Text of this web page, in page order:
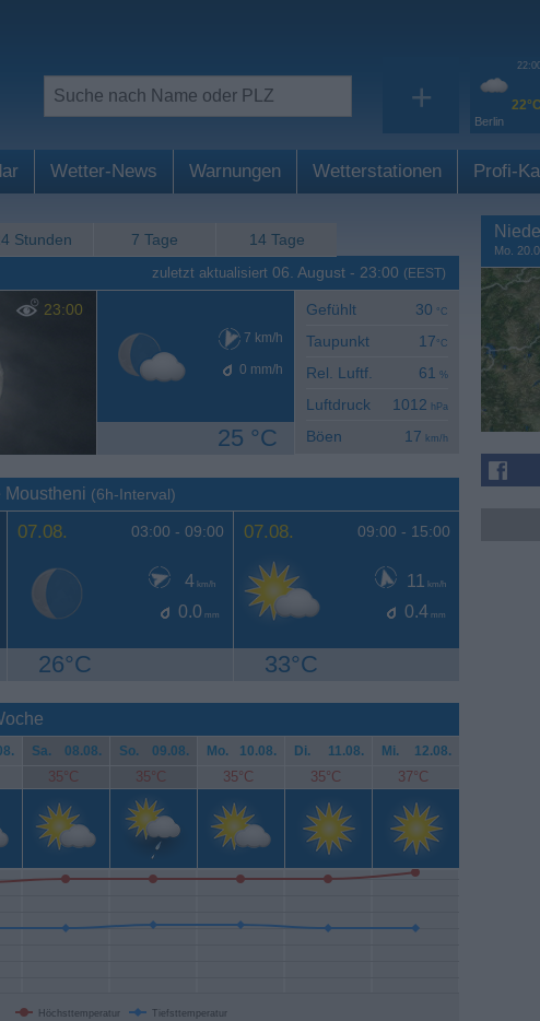
+ 22°C
Berlin
Wetter-News Warnungen Wetterstationen Profi-
Stunden 7 Tage 14 Tage
zuletzt aktualisiert 06. August - 23:00 (EEST)
23:00
7 km/h
0 mm/h
25 °C
Gefühlt 30 °C
Taupunkt 17 °C
Rel. Luftf. 61 %
Luftdruck 1012 hPa
Böen 17 km/h
Moustheni (6h-Interval)
07.08. 03:00 - 09:00
4 km/h
0.0 mm
26°C
07.08. 09:00 - 15:00
11 km/h
0.4 mm
33°C
Sa. 08.08. So. 09.08. Mo. 10.08. Di. 11.08. Mi. 12.08.
35°C 35°C 35°C 35°C 37°C
Höchsttemperatur Tiefsttemperatur
Mo.